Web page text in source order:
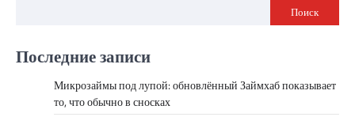
Поиск
Последние записи
Микрозаймы под лупой: обновлённый Займхаб показывает
то, что обычно в сносках